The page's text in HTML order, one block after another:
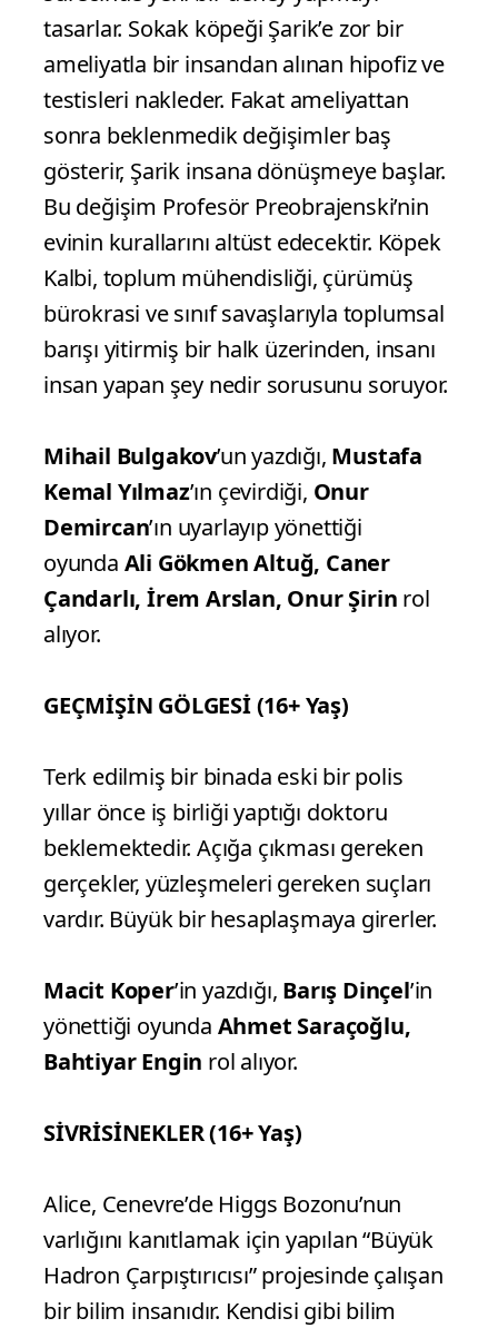
tasarlar. Sokak köpeği Şarik’e zor bir
ameliyatla bir insandan alınan hipofiz ve
testisleri nakleder. Fakat ameliyattan
sonra beklenmedik değişimler baş
gösterir, Şarik insana dönüşmeye başlar.
Bu değişim Profesör Preobrajenski’nin
evinin kurallarını altüst edecektir. Köpek
Kalbi, toplum mühendisliği, çürümüş
bürokrasi ve sınıf savaşlarıyla toplumsal
barışı yitirmiş bir halk üzerinden, insanı
insan yapan şey nedir sorusunu soruyor.
Mihail Bulgakov’un yazdığı, Mustafa
Kemal Yılmaz’ın çevirdiği, Onur
Demircan’ın uyarlayıp yönettiği
oyunda Ali Gökmen Altuğ, Caner
Çandarlı, İrem Arslan, Onur Şirin rol
alıyor.
GEÇMİŞİN GÖLGESİ (16+ Yaş)
Terk edilmiş bir binada eski bir polis
yıllar önce iş birliği yaptığı doktoru
beklemektedir. Açığa çıkması gereken
gerçekler, yüzleşmeleri gereken suçları
vardır. Büyük bir hesaplaşmaya girerler.
Macit Koper’in yazdığı, Barış Dinçel’in
yönettiği oyunda Ahmet Saraçoğlu,
Bahtiyar Engin rol alıyor.
SİVRİSİNEKLER (16+ Yaş)
Alice, Cenevre’de Higgs Bozonu’nun
varlığını kanıtlamak için yapılan “Büyük
Hadron Çarpıştırıcısı” projesinde çalışan
bir bilim insanıdır. Kendisi gibi bilim